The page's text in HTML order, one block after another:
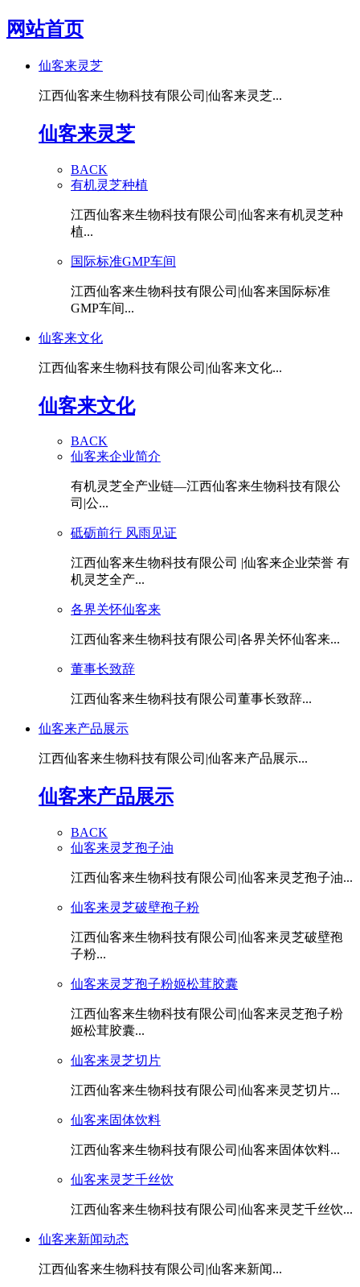
网站首页
仙客来灵芝
江西仙客来生物科技有限公司|仙客来灵芝...
仙客来灵芝
BACK
有机灵芝种植
江西仙客来生物科技有限公司|仙客来有机灵芝种
植...
国际标准GMP车间
江西仙客来生物科技有限公司|仙客来国际标准
GMP车间...
仙客来文化
江西仙客来生物科技有限公司|仙客来文化...
仙客来文化
BACK
仙客来企业简介
有机灵芝全产业链—江西仙客来生物科技有限公
司|公...
砥砺前行 风雨见证
江西仙客来生物科技有限公司 |仙客来企业荣誉 有
机灵芝全产...
各界关怀仙客来
江西仙客来生物科技有限公司|各界关怀仙客来...
董事长致辞
江西仙客来生物科技有限公司董事长致辞...
仙客来产品展示
江西仙客来生物科技有限公司|仙客来产品展示...
仙客来产品展示
BACK
仙客来灵芝孢子油
江西仙客来生物科技有限公司|仙客来灵芝孢子油...
仙客来灵芝破壁孢子粉
江西仙客来生物科技有限公司|仙客来灵芝破壁孢
子粉...
仙客来灵芝孢子粉姬松茸胶囊
江西仙客来生物科技有限公司|仙客来灵芝孢子粉
姬松茸胶囊...
仙客来灵芝切片
江西仙客来生物科技有限公司|仙客来灵芝切片...
仙客来固体饮料
江西仙客来生物科技有限公司|仙客来固体饮料...
仙客来灵芝千丝饮
江西仙客来生物科技有限公司|仙客来灵芝千丝饮...
仙客来新闻动态
江西仙客来生物科技有限公司|仙客来新闻...